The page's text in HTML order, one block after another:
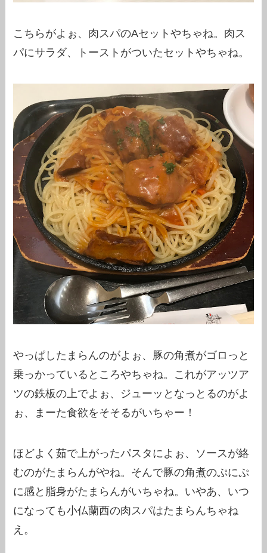
こちらがよぉ、肉スパのAセットやちゃね。肉ス
パにサラダ、トーストがついたセットやちゃね。
やっぱしたまらんのがよぉ、豚の角煮がゴロっと
乗っかっているところやちゃね。これがアッツア
ツの鉄板の上でよぉ、ジューッとなっとるのがよ
ぉ、まーた食欲をそそるがいちゃー！
ほどよく茹で上がったパスタによぉ、ソースが絡
むのがたまらんがやね。そんで豚の角煮のぷにぷ
に感と脂身がたまらんがいちゃね。いやあ、いつ
になっても小仏蘭西の肉スパはたまらんちゃね
え。